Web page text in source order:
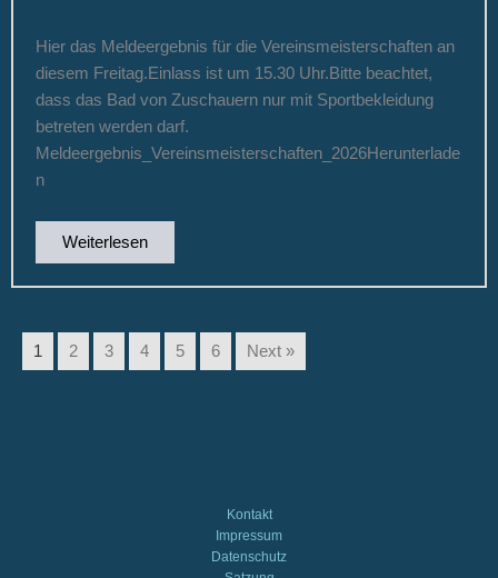
Hier das Meldeergebnis für die Vereinsmeisterschaften an
diesem Freitag.Einlass ist um 15.30 Uhr.Bitte beachtet,
dass das Bad von Zuschauern nur mit Sportbekleidung
betreten werden darf.
Meldeergebnis_Vereinsmeisterschaften_2026Herunterlade
n
Weiterlesen
1 2 3 4 5 6 Next »
Kontakt
Impressum
Datenschutz